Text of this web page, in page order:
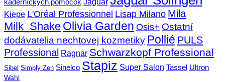
kaderníckych pomôcok
Kiepe L'Oréal Professionnel Lisap Milano Mila
Milk_Shake Olivia Garden Osis+ Ostatní
dodávatelia nechtovej kozmetiky Pollié PULS
Professional Ragnar Schwarzkopf Professional
Sibel Simply Zen Sinelco Stapiz Super Salon Tassel Ultron
Wahl